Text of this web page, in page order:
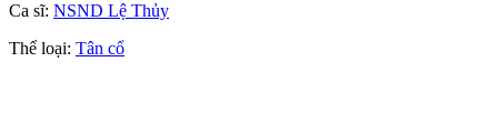
Ca sĩ: NSND Lệ Thủy
Thể loại: Tân cổ